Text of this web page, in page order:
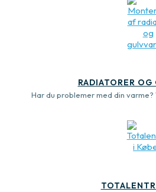
RADIATORER OG
Har du problemer med din